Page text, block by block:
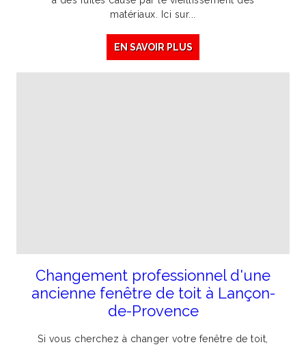
matériaux. Ici sur...
EN SAVOIR PLUS
Changement professionnel d'une
ancienne fenêtre de toit à Lançon-
de-Provence
Si vous cherchez à changer votre fenêtre de toit,